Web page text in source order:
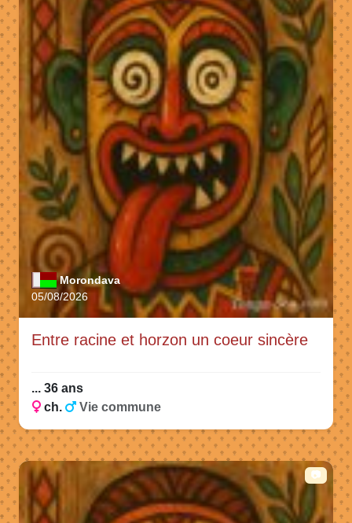
Morondava
05/08/2026
Entre racine et horzon un coeur sincère
... 36 ans
ch.
Vie commune
📷